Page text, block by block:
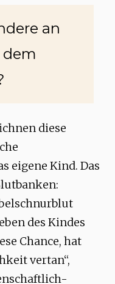
an
dem
diese
eigene Kind. Das
des Kindes
Chance, hat
vertan“,